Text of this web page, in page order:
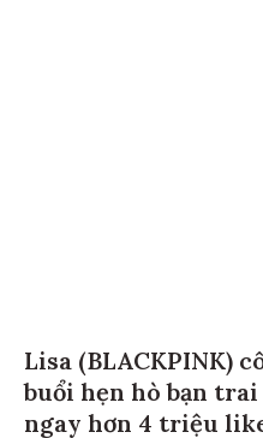
Lisa (BLACKPINK)
buổi hẹn hò bạn trai
ngay hơn 4 triệu